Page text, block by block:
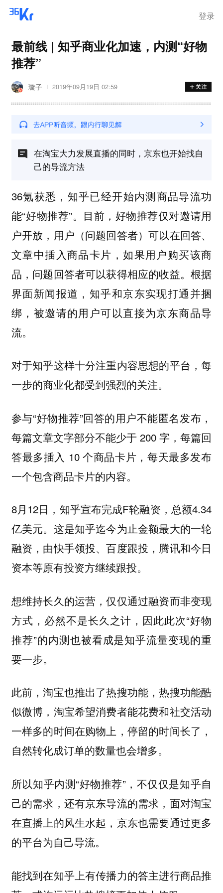
登录
最前线 | 知乎商业化加速，内测“好物
推荐”
璇子 2019年09月19日 02:59
在淘宝大力发展直播的同时，京东也开始找自
己的导流方法
36氪获悉，知乎已经开始内测商品导流功
能“好物推荐”。目前，好物推荐仅对邀请用
户开放，用户（问题回答者）可以在回答、
文章中插入商品卡片，如果用户购买该商
品，问题回答者可以获得相应的收益。根据
界面新闻报道，知乎和京东实现打通并捆
绑，被邀请的用户可以直接为京东商品导
流。
对于知乎这样十分注重内容思想的平台，每
一步的商业化都受到强烈的关注。
参与“好物推荐”回答的用户不能匿名发布，
每篇文章文字部分不能少于 200 字，每篇回
答最多插入 10 个商品卡片，每天最多发布
一个包含商品卡片的内容。
8月12日，知乎宣布完成F轮融资，总额4.34
亿美元。这是知乎迄今为止金额最大的一轮
融资，由快手领投、百度跟投，腾讯和今日
资本等原有投资方继续跟投。
想维持长久的运营，仅仅通过融资而非变现
方式，必然不是长久之计，因此此次“好物
推荐”的内测也被看成是知乎流量变现的重
要一步。
此前，淘宝也推出了热搜功能，热搜功能酷
似微博，淘宝希望消费者能花费和社交活动
一样多的时间在购物上，停留的时间长了，
自然转化成订单的数量也会增多。
所以知乎内测“好物推荐”，不仅仅是知乎自
己的需求，还有京东导流的需求，面对淘宝
在直播上的风生水起，京东也需要通过更多
的平台为自己导流。
能找到在知乎上有传播力的答主进行商品推